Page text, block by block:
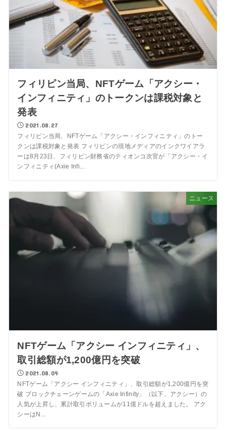
フィリピン当局、NFTゲーム「アクシー・
インフィニティ」のトークンは課税対象と
発表
2021.08.27
フィリピン当局、NFTゲーム「アクシー・インフィニティ」のトー
クンは課税対象と発表 フィリピンの現地メディアのインクワイアラ
ーは8月23日、フィリピン財務省のティオンコ次官が「アクシー・イ
ンフィニティ(Axie Infi...
ニュース
NFTゲーム「アクシー インフィニティ」、
取引総額が1,200億円を突破
2021.08.09
NFTゲーム「アクシー インフィニティ」、取引総額が1,200億円を突
破 ブロックチェーンゲームの「Axie Infinity」（以下、アクシー）の
人気が上昇し、累計取引ボリュームが11億ドルを超えました。 アク
シーはN...